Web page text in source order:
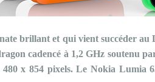
brillant et qui vient succéder
cadencé à 1,2 GHz soutenu
x 854 pixels. Le Nokia Lumia